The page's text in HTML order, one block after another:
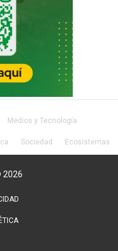
Medios y Tecnología
Sociedad Ecosistemas
2026